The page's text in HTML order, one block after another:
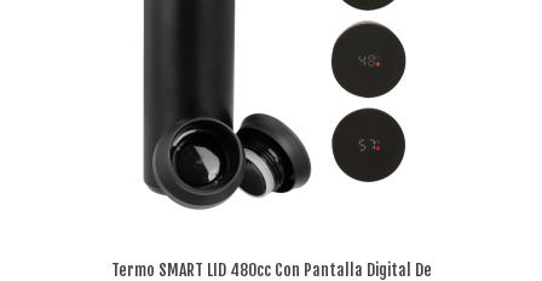
Termo SMART LID 480cc Con Pantalla Digital De